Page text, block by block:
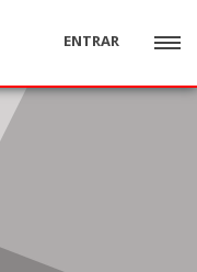
ENTRAR